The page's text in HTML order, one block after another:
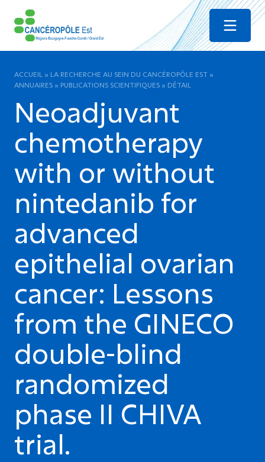
Menu
ACCUEIL » LA RECHERCHE AU SEIN DU CANCÉROPÔLE EST »
ANNUAIRES » PUBLICATIONS SCIENTIFIQUES » DÉTAIL
Neoadjuvant
chemotherapy
with or without
nintedanib for
advanced
epithelial ovarian
cancer: Lessons
from the GINECO
double-blind
randomized
phase II CHIVA
trial.